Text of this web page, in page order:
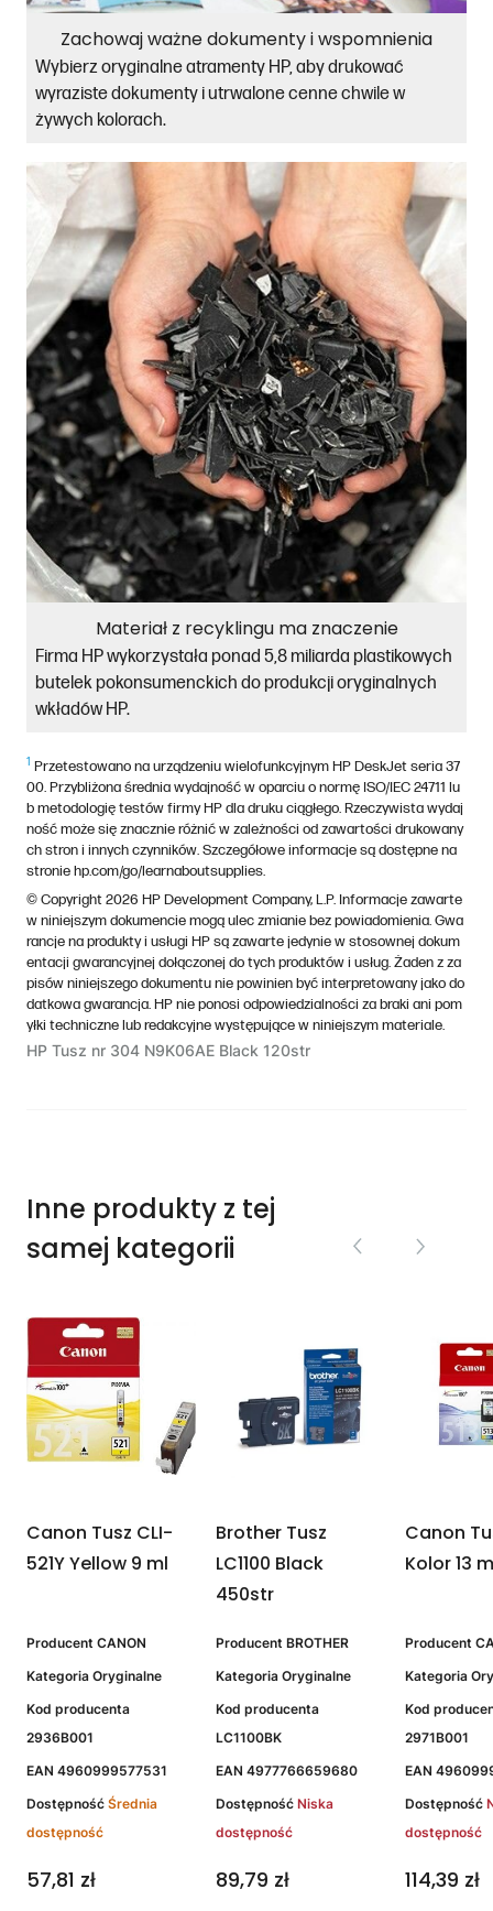
Zachowaj ważne dokumenty i wspomnienia
Wybierz oryginalne atramenty HP, aby drukować
wyraziste dokumenty i utrwalone cenne chwile w
żywych kolorach.
Materiał z recyklingu ma znaczenie
Firma HP wykorzystała ponad 5,8 miliarda plastikowych
butelek pokonsumenckich do produkcji oryginalnych
wkładów HP.
1 Przetestowano na urządzeniu wielofunkcyjnym HP DeskJet seria 37
00. Przybliżona średnia wydajność w oparciu o normę ISO/IEC 24711 lu
b metodologię testów firmy HP dla druku ciągłego. Rzeczywista wydaj
ność może się znacznie różnić w zależności od zawartości drukowany
ch stron i innych czynników. Szczegółowe informacje są dostępne na
stronie hp.com/go/learnaboutsupplies.
© Copyright 2026 HP Development Company, L.P. Informacje zawarte
w niniejszym dokumencie mogą ulec zmianie bez powiadomienia. Gwa
rancje na produkty i usługi HP są zawarte jedynie w stosownej dokum
entacji gwarancyjnej dołączonej do tych produktów i usług. Żaden z za
pisów niniejszego dokumentu nie powinien być interpretowany jako do
datkowa gwarancja. HP nie ponosi odpowiedzialności za braki ani pom
yłki techniczne lub redakcyjne występujące w niniejszym materiale.
HP Tusz nr 304 N9K06AE Black 120str
Inne produkty z tej
samej kategorii
Canon Tusz CLI-
521Y Yellow 9 ml
Producent CANON
Kategoria Oryginalne
Kod producenta
2936B001
EAN 4960999577531
Dostępność Średnia
dostępność
57,81 zł
Brother Tusz
LC1100 Black
450str
Producent BROTHER
Kategoria Oryginalne
Kod producenta
LC1100BK
EAN 4977766659680
Dostępność Niska
dostępność
89,79 zł
Canon
Kolor 13
Producent
Kategoria
Kod
2971B001
EAN
Dostępność
dostępność
114,39 zł